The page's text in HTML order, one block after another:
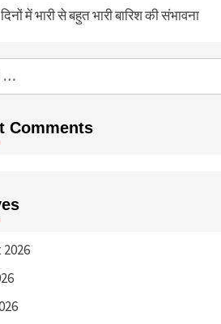
में भारी से बहुत भारी बारिश की संभावना
Comments